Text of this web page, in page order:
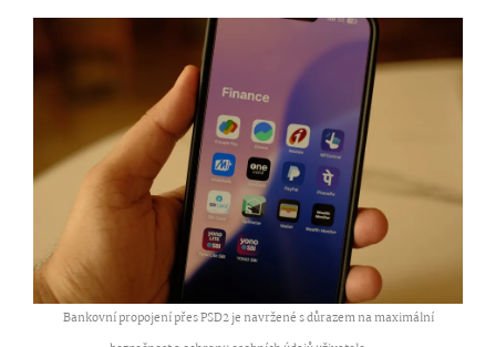
Bankovní propojení přes PSD2 je navržené s důrazem na maximální